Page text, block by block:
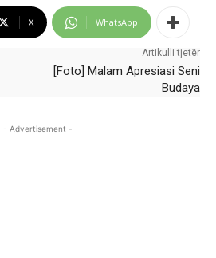
X WhatsApp
Artikulli tjetër
[Foto] Malam Apresiasi Seni
Budaya
- Advertisement -